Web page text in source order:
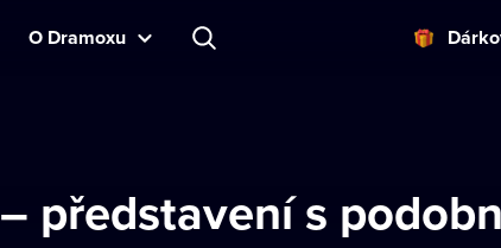
O Dramoxu
představení s